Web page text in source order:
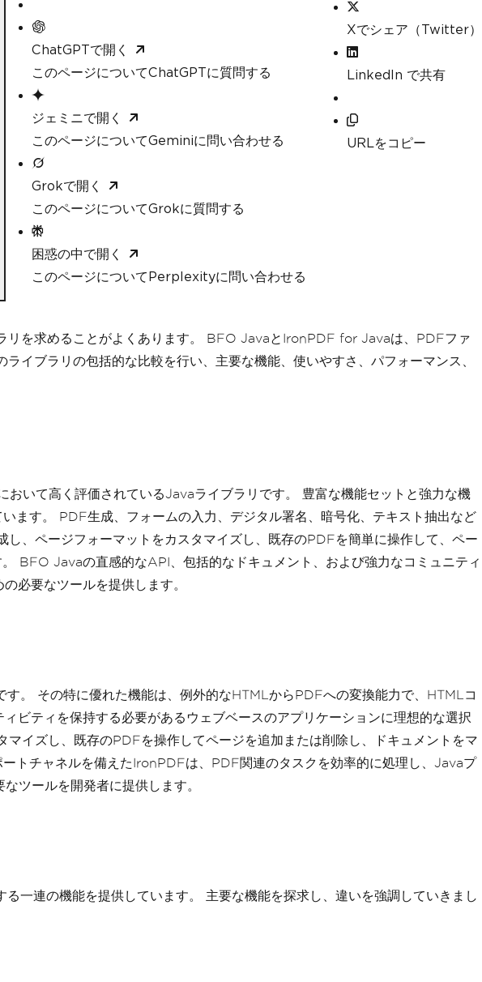
ChatGPTで開く
このページについてChatGPTに質問する
ジェミニで開く
このページについてGeminiに問い合わせる
Grokで開く
このページについてGrokに質問する
困惑の中で開く
このページについてPerplexityに問い合わせる
Xでシェア（Twitter）
LinkedIn で共有
URLをコピー
リを求めることがよくあります。 BFO JavaとIronPDF for Javaは、PDFファ
イブラリの包括的な比較を行い、主要な機能、使いやすさ、パフォーマンス、
いて高く評価されているJavaライブラリです。 豊富な機能セットと強力な機
ます。 PDF生成、フォームの入力、デジタル署名、暗号化、テキスト抽出など
、ページフォーマットをカスタマイズし、既存のPDFを簡単に操作して、ペー
BFO Javaの直感的なAPI、包括的なドキュメント、および強力なコミュニティ
必要なツールを提供します。
。 その特に優れた機能は、例外的なHTMLからPDFへの変換能力で、HTMLコ
ビティを保持する必要があるウェブベースのアプリケーションに理想的な選択
イズし、既存のPDFを操作してページを追加または削除し、ドキュメントをマ
トチャネルを備えたIronPDFは、PDF関連のタスクを効率的に処理し、Javaプ
ツールを開発者に提供します。
連の機能を提供しています。 主要な機能を探求し、違いを強調していきまし